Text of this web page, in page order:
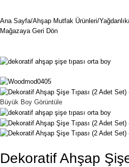
Ana Sayfa Ahşap Mutfak Ürünleri Yağdanlık
Mağazaya Geri Dön
Büyük Boy Görüntüle
Dekoratif Ahşap